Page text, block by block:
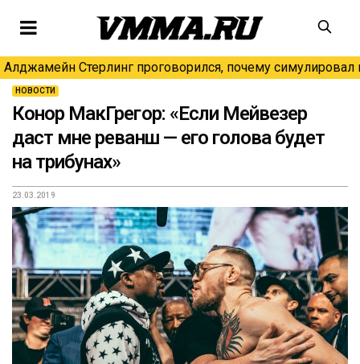
Алджамейн Стерлинг проговорился, почему симулировал
НОВОСТИ
Конор МакГрегор: «Если Мейвезер
даст мне реванш — его голова будет
на трибунах»
23.03.2019